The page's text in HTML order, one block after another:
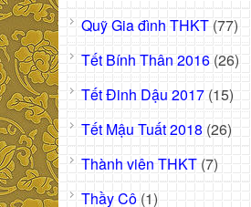
Quỹ Gia đình THKT (77)
Tết Bính Thân 2016 (26)
Tết Đinh Dậu 2017 (15)
Tết Mậu Tuất 2018 (26)
Thành viên THKT (7)
Thầy Cô (1)